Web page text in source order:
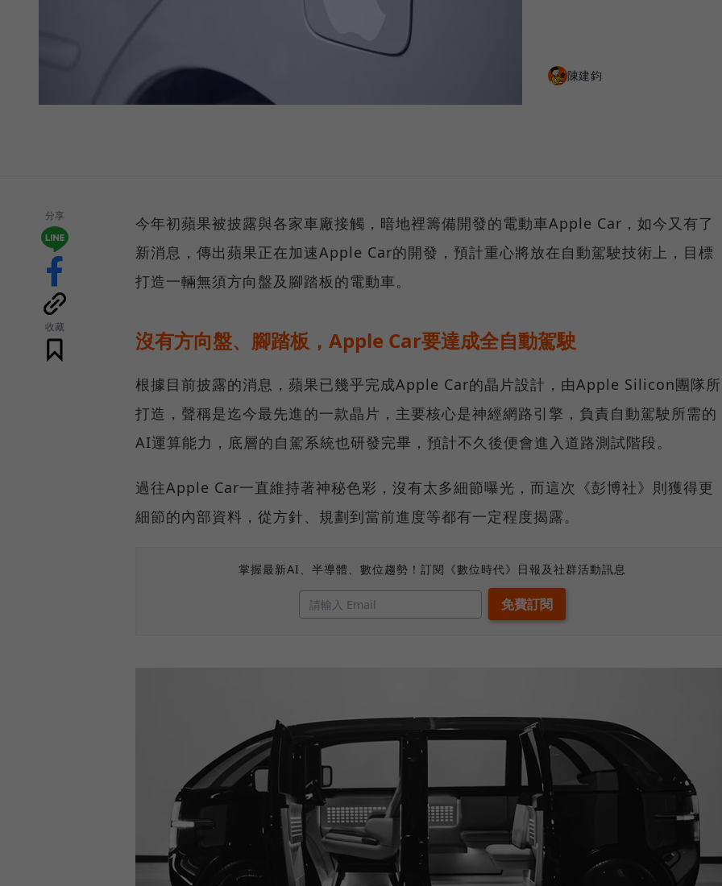
陳建鈞
分享
收藏
今年初蘋果被披露與各家車廠接觸，暗地裡籌備開發的電動車Apple Car，如今又有了
新消息，傳出蘋果正在加速Apple Car的開發，預計重心將放在自動駕駛技術上，目標
打造一輛無須方向盤及腳踏板的電動車。
沒有方向盤、腳踏板，Apple Car要達成全自動駕駛
根據目前披露的消息，蘋果已幾乎完成Apple Car的晶片設計，由Apple Silicon團隊所
打造，聲稱是迄今最先進的一款晶片，主要核心是神經網路引擎，負責自動駕駛所需的
AI運算能力，底層的自駕系統也研發完畢，預計不久後便會進入道路測試階段。
過往Apple Car一直維持著神秘色彩，沒有太多細節曝光，而這次《彭博社》則獲得更
細節的內部資料，從方針、規劃到當前進度等都有一定程度揭露。
掌握最新AI、半導體、數位趨勢！訂閱《數位時代》日報及社群活動訊息